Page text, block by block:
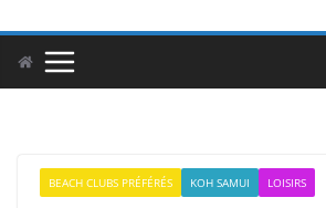
BEACH CLUBS PRÉFÉRÉS KOH SAMUI LOISIRS